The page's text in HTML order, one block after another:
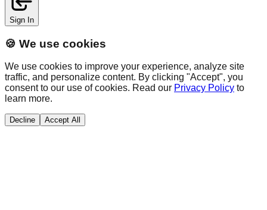
Sign In
🍪 We use cookies
We use cookies to improve your experience, analyze site
traffic, and personalize content. By clicking "Accept", you
consent to our use of cookies. Read our Privacy Policy to
learn more.
Decline Accept All